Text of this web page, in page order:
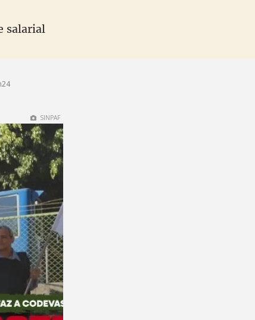
salarial
SINPAF